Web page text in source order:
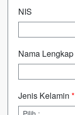
NIS
Nama Lengkap
Jenis Kelamin *